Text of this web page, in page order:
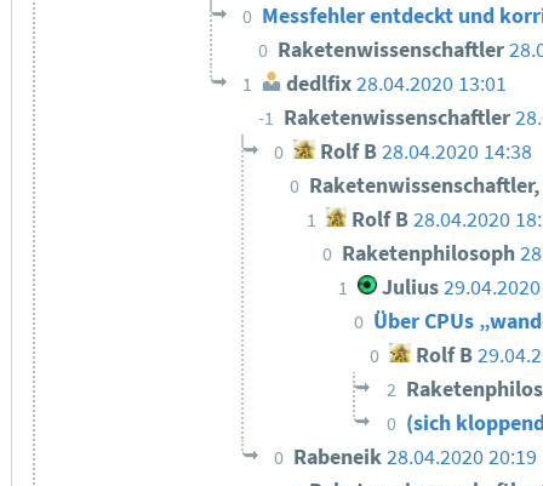
0 Messfehler entdeckt und
0 Raketenwissenschaftler
1 dedlfix 28.04.2020 13:01
-1 Raketenwissenschaftler
0 Rolf B28.04.2020 14:38
0
1 Rolf B28.04.2020
0 Raketenphilosoph
1 Julius
0 Über CPUs
0 Rolf B
2
0 (sich
0 Rabeneik28.04.2020 20:19